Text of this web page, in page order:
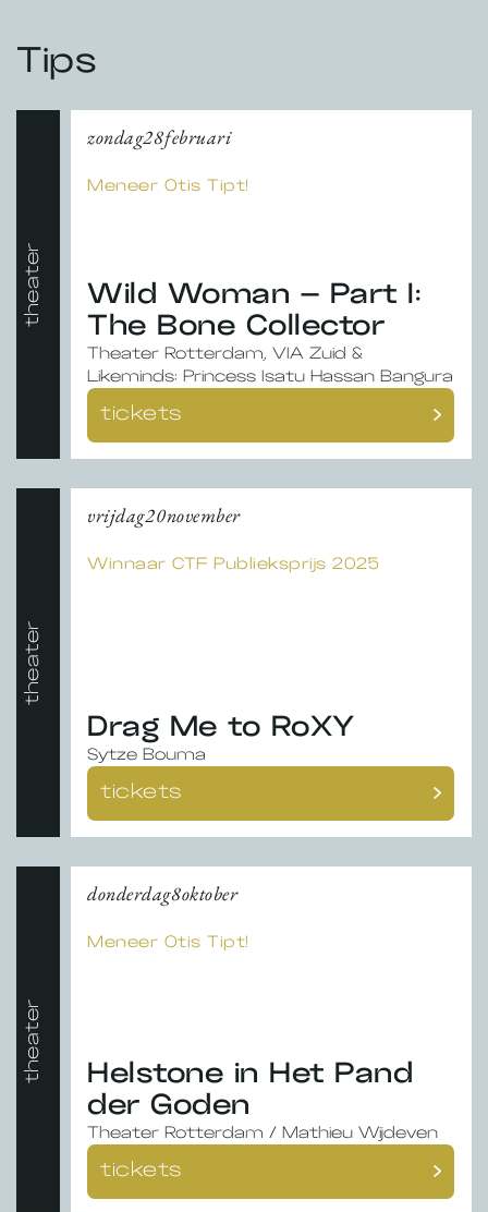
Tips
theater
zondag28februari
Meneer Otis Tipt!
Wild Woman – Part I:
The Bone Collector
Theater Rotterdam, VIA Zuid &
Likeminds: Princess Isatu Hassan Bangura
tickets
theater
vrijdag20november
Winnaar CTF Publieksprijs 2025
Drag Me to RoXY
Sytze Bouma
tickets
theater
donderdag8oktober
Meneer Otis Tipt!
Helstone in Het Pand
der Goden
Theater Rotterdam / Mathieu Wijdeven
tickets